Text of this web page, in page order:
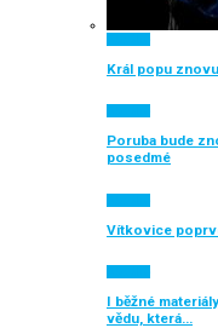
Král popu
Poruba bude
posedmé
Vítkovice
I běžné
vědu, která…